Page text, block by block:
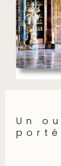
Un